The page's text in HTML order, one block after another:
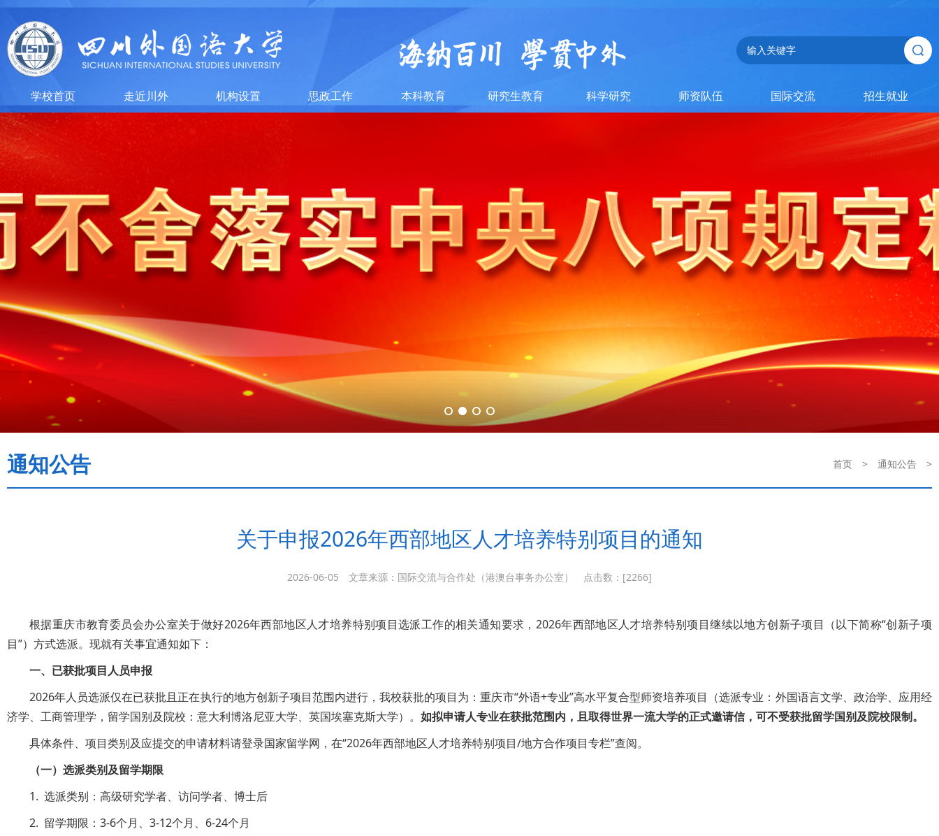
学校首页 走近川外 机构设置 思政工作 本科教育 研究生教育 科学研究 师资队伍 国际交流 招生就业
通知公告 首页 > 通知公告 >
关于申报2026年西部地区人才培养特别项目的通知
2026-06-05 文章来源：国际交流与合作处（港澳台事务办公室） 点击数：[2266]
根据重庆市教育委员会办公室关于做好2026年西部地区人才培养特别项目选派工作的相关通知要求，2026年西部地区人才培养特别项目继续以地方创新子项目（以下简称“创新子项
目”）方式选派。现就有关事宜通知如下：
一、已获批项目人员申报
2026年人员选派仅在已获批且正在执行的地方创新子项目范围内进行，我校获批的项目为：重庆市“外语+专业”高水平复合型师资培养项目（选派专业：外国语言文学、政治学、应用经
济学、工商管理学，留学国别及院校：意大利博洛尼亚大学、英国埃塞克斯大学）。 如拟申请人专业在获批范围内，且取得世界一流大学的正式邀请信，可不受获批留学国别及院校限制。
具体条件、项目类别及应提交的申请材料请登录国家留学网，在“2026年西部地区人才培养特别项目/地方合作项目专栏”查阅。
（一）选派类别及留学期限
1. 选派类别：高级研究学者、访问学者、博士后
2. 留学期限：3-6个月、3-12个月、6-24个月